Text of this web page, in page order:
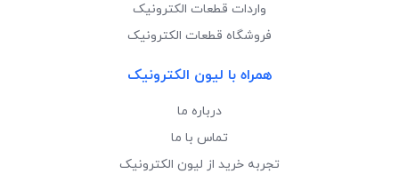
واردات قطعات الکترونیک
فروشگاه قطعات الکترونیک
همراه با لیون الکترونیک
درباره ما
تماس با ما
تجربه خرید از لیون الکترونیک